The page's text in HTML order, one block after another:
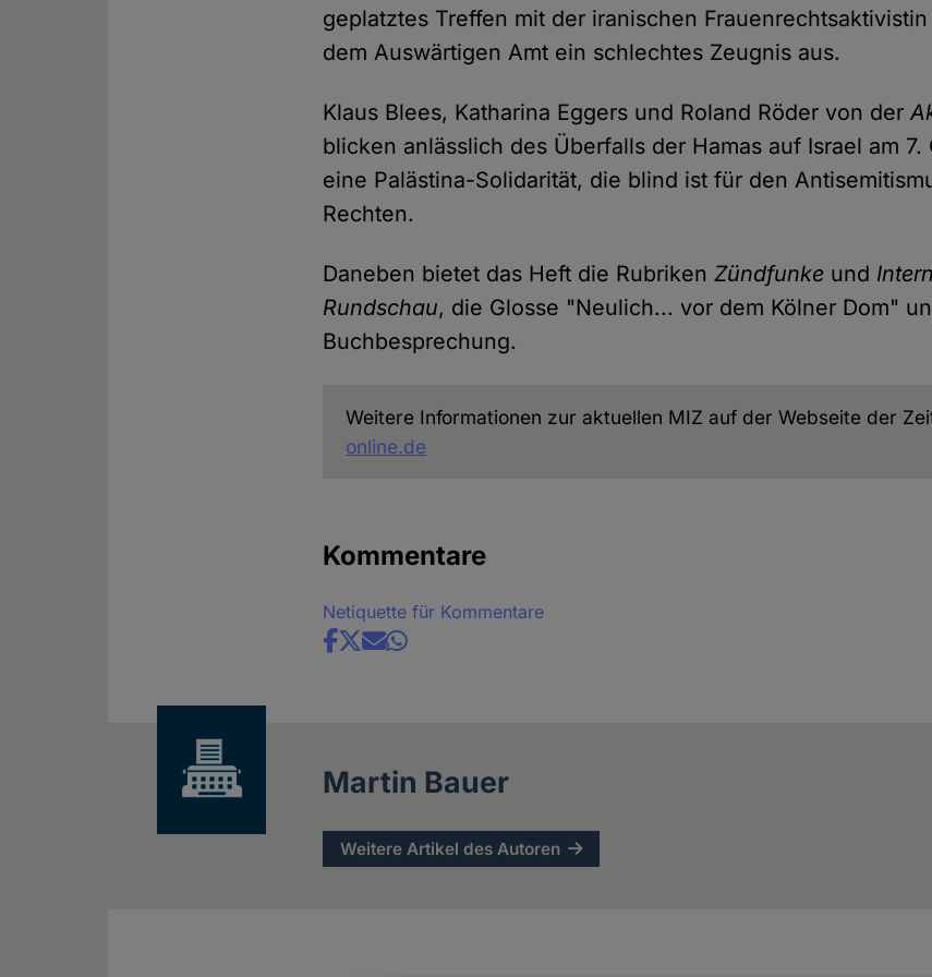
geplatztes Treffen mit der iranischen
dem Auswärtigen Amt ein schlechtes Zeugnis aus.
Klaus Blees, Katharina Eggers und Roland Röder von der
blicken anlässlich des Überfalls der Hamas auf Israel am
eine Palästina-Solidarität, die blind ist für den
Rechten.
Daneben bietet das Heft die RubrikenZündfunke und
Rundschau, die Glosse "Neulich... vor dem Kölner Dom"
Buchbesprechung.
Weitere Informationen zur aktuellen MIZ auf der Webseite der
online.de
Kommentare
Netiquette für Kommentare
Share
Martin Bauer
Weitere Artikel des Autoren